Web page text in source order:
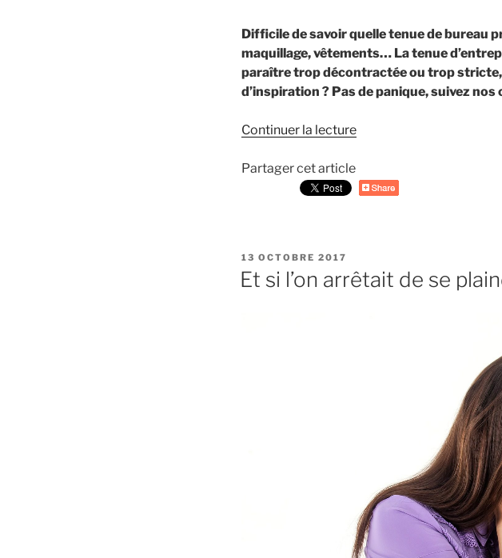
Difficile de savoir quelle tenue de bureau
maquillage, vêtements… La tenue
paraître trop décontractée ou trop
d’inspiration ? Pas de panique, suivez
Continuer la lecture
adopter
Partager cet article
PUBLIÉ
LE
13 OCTOBRE 2017
Et si l’on arrêtait de se